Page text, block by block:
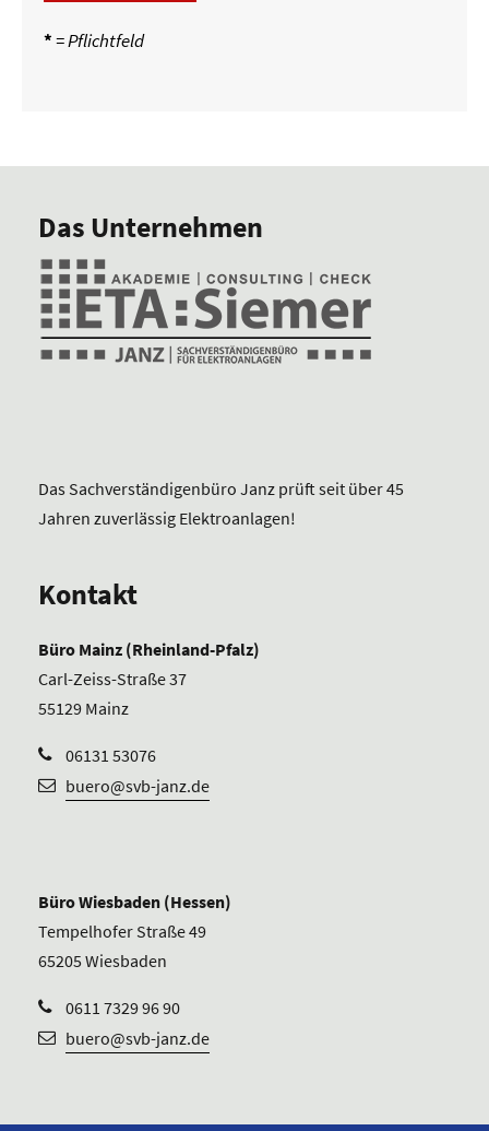
*= Pflichtfeld
Das Unternehmen
Das Sachverständigenbüro Janz prüft seit über 45
Jahren zuverlässig Elektroanlagen!
Kontakt
Büro Mainz (Rheinland-Pfalz)
Carl-Zeiss-Straße 37
55129 Mainz
06131 53076
buero@svb-janz.de
Büro Wiesbaden (Hessen)
Tempelhofer Straße 49
65205 Wiesbaden
0611 7329 96 90
buero@svb-janz.de